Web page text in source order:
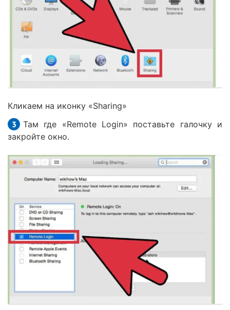
Кликаем на иконку «Sharing»
Там где «Remote Login» поставьте галочку и
закройте окно.